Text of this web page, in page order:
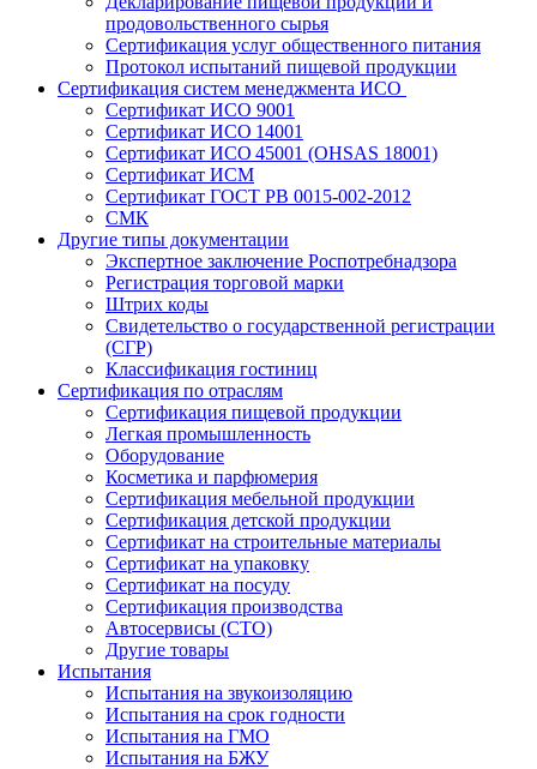
продовольственного сырья
Сертификация услуг общественного питания
Протокол испытаний пищевой продукции
Сертификация систем менеджмента ИСО
Сертификат ИСО 9001
Сертификат ИСО 14001
Сертификат ИСО 45001 (OHSAS 18001)
Сертификат ИСМ
Сертификат ГОСТ РВ 0015-002-2012
СМК
Другие типы документации
Экспертное заключение Роспотребнадзора
Регистрация торговой марки
Штрих коды
Свидетельство о государственной регистрации
(СГР)
Классификация гостиниц
Сертификация по отраслям
Сертификация пищевой продукции
Легкая промышленность
Оборудование
Косметика и парфюмерия
Сертификация мебельной продукции
Сертификация детской продукции
Сертификат на строительные материалы
Сертификат на упаковку
Сертификат на посуду
Сертификация производства
Автосервисы (СТО)
Другие товары
Испытания
Испытания на звукоизоляцию
Испытания на срок годности
Испытания на ГМО
Испытания на БЖУ